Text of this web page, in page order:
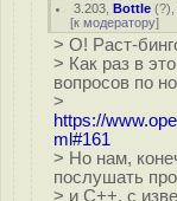
3.203 ,Bottle (?),
[к модератору]
> О! Раст-
> Как раз в
вопросов по
>
https://
ml#161
> Но нам,
послушать
> и С++, с